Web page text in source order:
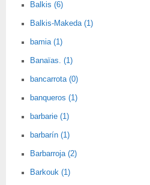
Balkis (6)
Balkis-Makeda (1)
bamia (1)
Banaïas. (1)
bancarrota (0)
banqueros (1)
barbarie (1)
barbarín (1)
Barbarroja (2)
Barkouk (1)